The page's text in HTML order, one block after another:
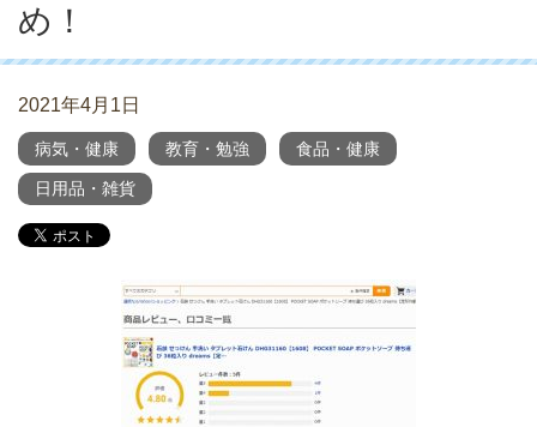
め！
2021年4月1日
病気・健康 教育・勉強 食品・健康
日用品・雑貨